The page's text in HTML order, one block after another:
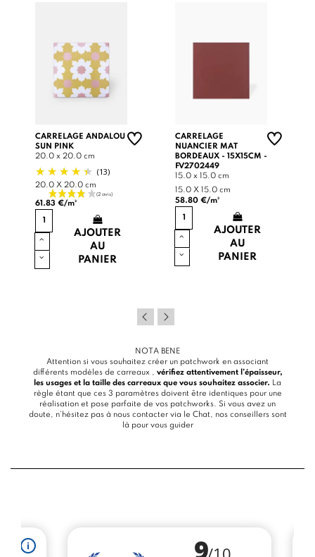
CARRELAGE ANDALOU
SUN PINK
20.0 x 20.0 cm
(13)
20.0 X 20.0 cm
61.83 €/m²
AJOUTER
AU
PANIER
CARRELAGE
NUANCIER MAT
BORDEAUX - 15X15CM -
FV2702449
15.0 x 15.0 cm
15.0 X 15.0 cm
58.80 €/m²
AJOUTER
AU
PANIER
NOTA BENE
Attention si vous souhaitez créer un patchwork en associant
différents modèles de carreaux , vérifiez attentivement l’épaisseur,
les usages et la taille des carreaux que vous souhaitez associer. La
règle étant que ces 3 paramètres doivent être identiques pour une
réalisation et pose parfaite de vos patchworks. Si vous avez un
doute, n’hésitez pas à nous contacter via le Chat, nos conseillers sont
là pour vous guider